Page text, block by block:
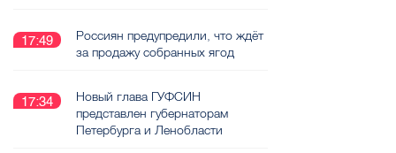
17:49
Россиян предупредили, что ждёт
за продажу собранных ягод
17:34
Новый глава ГУФСИН
представлен губернаторам
Петербурга и Ленобласти